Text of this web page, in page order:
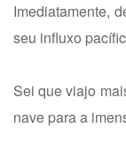
Imediatamente,
seu influxo
Sei que viajo
nave para a